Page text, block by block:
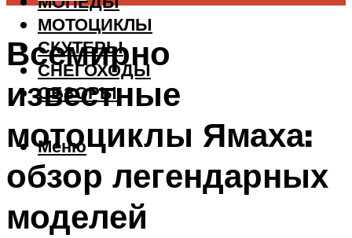
МОТОЦИКЛЫ
СКУТЕРЫ
СНЕГОХОДЫ
ОБЗОРЫ
Меню
Всемирно
известные
мотоциклы Ямаха:
обзор легендарных
моделей